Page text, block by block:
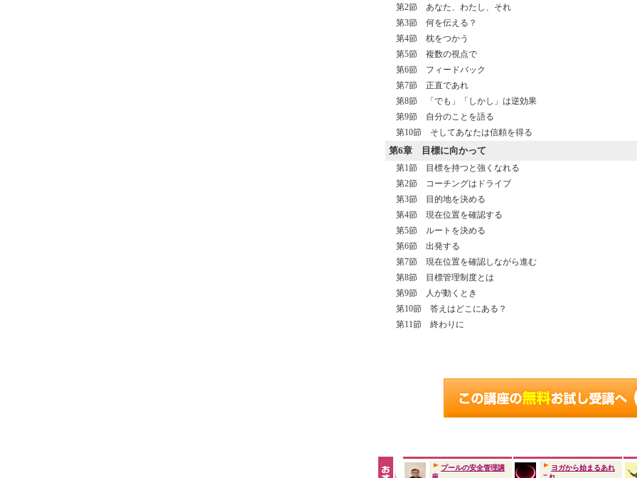
第2節 あなた、わたし、それ
第3節 何を伝える？
第4節 枕をつかう
第5節 複数の視点で
第6節 フィードバック
第7節 正直であれ
第8節 「でも」「しかし」は逆効果
第9節 自分のことを語る
第10節 そしてあなたは信頼を得る
第6章 目標に向かって
第1節 目標を持つと強くなれる
第2節 コーチングはドライブ
第3節 目的地を決める
第4節 現在位置を確認する
第5節 ルートを決める
第6節 出発する
第7節 現在位置を確認しながら進む
第8節 目標管理制度とは
第9節 人が動くとき
第10節 答えはどこにある？
第11節 終わりに
プールの安全管理講
ヨガから始まるあれ